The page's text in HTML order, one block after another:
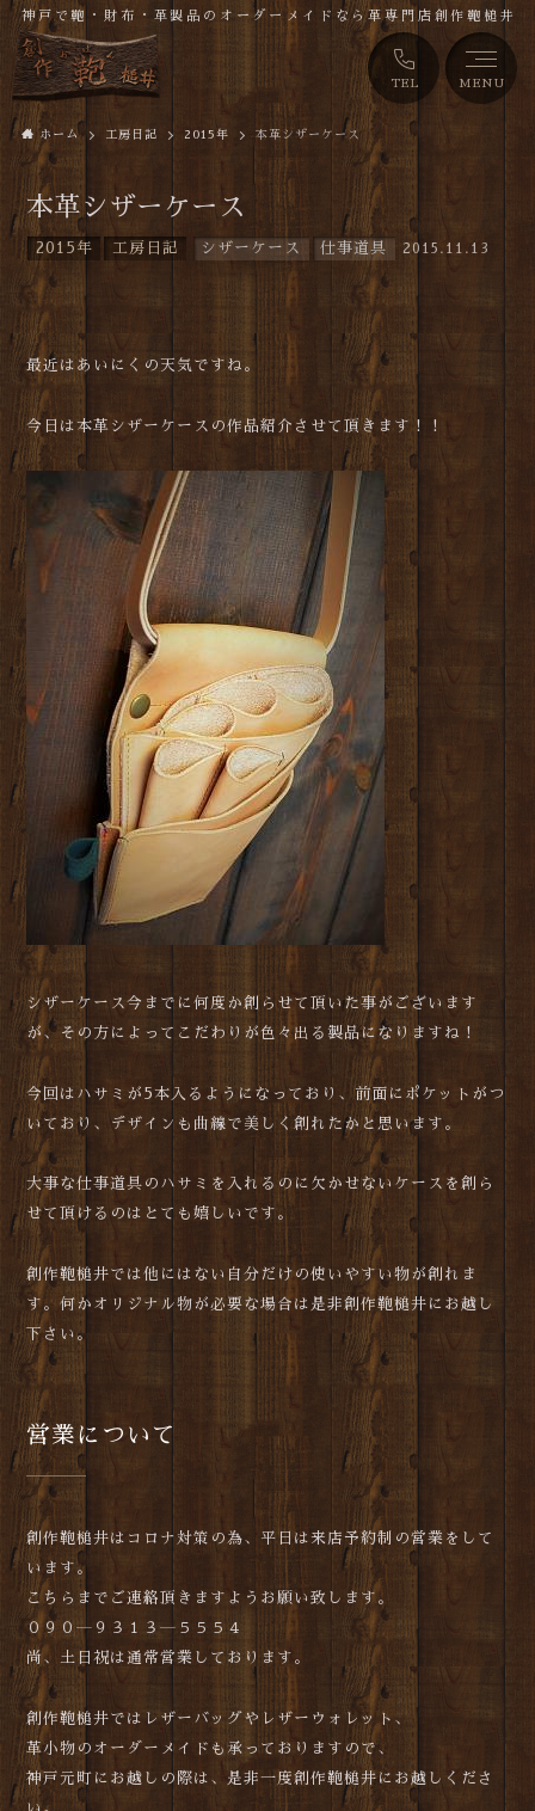
TEL MENU
神戸で鞄・財布・革製品のオーダーメイドなら革専門店創作鞄槌井
ホーム 工房日記 2015年 本革シザーケース
本革シザーケース
2015年 工房日記 シザーケース 仕事道具 2015.11.13
最近はあいにくの天気ですね。
今日は本革シザーケースの作品紹介させて頂きます！！
シザーケース今までに何度か創らせて頂いた事がございます
が、その方によってこだわりが色々出る製品になりますね！
今回はハサミが5本入るようになっており、前面にポケットがつ
いており、デザインも曲線で美しく創れたかと思います。
大事な仕事道具のハサミを入れるのに欠かせないケースを創ら
せて頂けるのはとても嬉しいです。
創作鞄槌井では他にはない自分だけの使いやすい物が創れま
す。何かオリジナル物が必要な場合は是非創作鞄槌井にお越し
下さい。
営業について
創作鞄槌井はコロナ対策の為、平日は来店予約制の営業をして
います。
こちらまでご連絡頂きますようお願い致します。
０９０―９３１３―５５５４
尚、土日祝は通常営業しております。
創作鞄槌井ではレザーバッグやレザーウォレット、
革小物のオーダーメイドも承っておりますので、
神戸元町にお越しの際は、是非一度創作鞄槌井にお越しくださ
い。